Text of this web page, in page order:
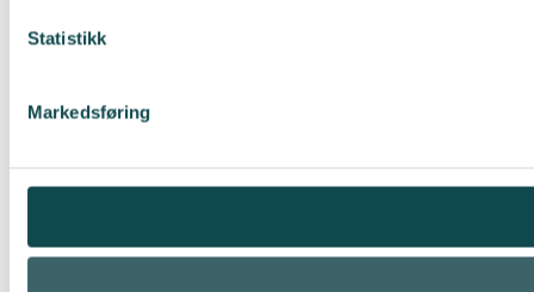
Statistikk
Markedsføring